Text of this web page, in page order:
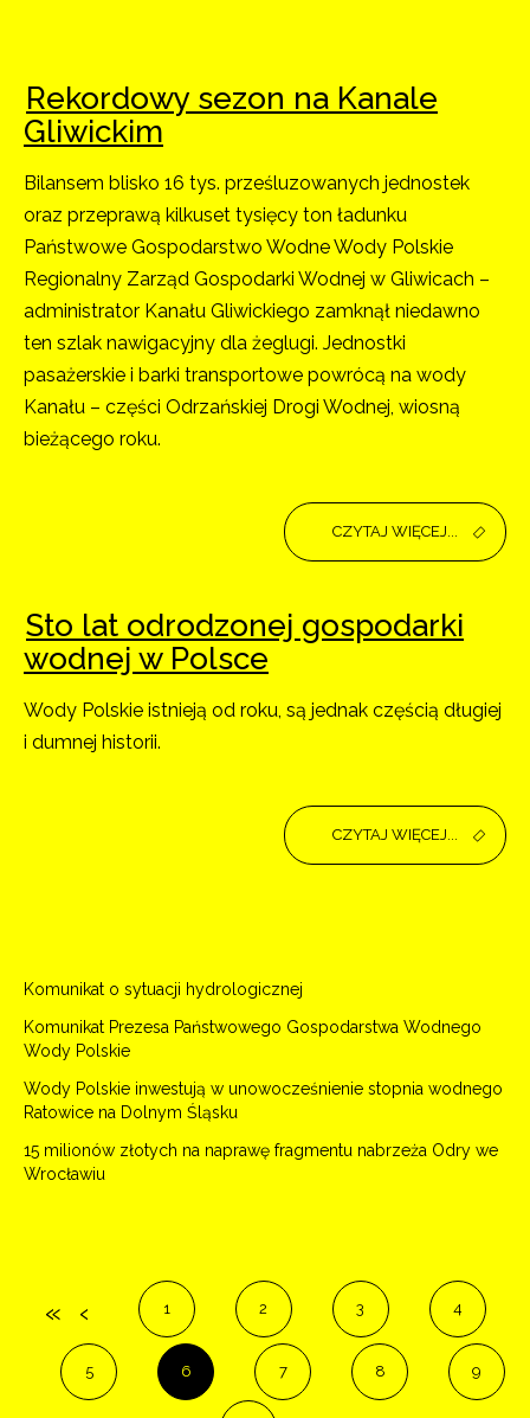
Rekordowy sezon na Kanale
Gliwickim
Bilansem blisko 16 tys. prześluzowanych jednostek
oraz przeprawą kilkuset tysięcy ton ładunku
Państwowe Gospodarstwo Wodne Wody Polskie
Regionalny Zarząd Gospodarki Wodnej w Gliwicach –
administrator Kanału Gliwickiego zamknął niedawno
ten szlak nawigacyjny dla żeglugi. Jednostki
pasażerskie i barki transportowe powrócą na wody
Kanału – części Odrzańskiej Drogi Wodnej, wiosną
bieżącego roku.
CZYTAJ WIĘCEJ...
Sto lat odrodzonej gospodarki
wodnej w Polsce
Wody Polskie istnieją od roku, są jednak częścią długiej
i dumnej historii.
CZYTAJ WIĘCEJ...
Komunikat o sytuacji hydrologicznej
Komunikat Prezesa Państwowego Gospodarstwa Wodnego
Wody Polskie
Wody Polskie inwestują w unowocześnienie stopnia wodnego
Ratowice na Dolnym Śląsku
15 milionów złotych na naprawę fragmentu nabrzeża Odry we
Wrocławiu
1 2 3 4
5 6 7 8 9